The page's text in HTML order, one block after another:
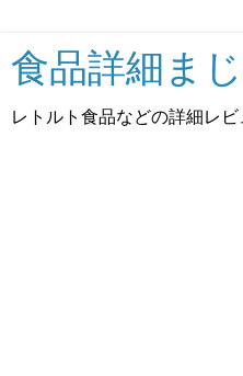
食品詳細ま
レトルト食品などの詳細レビ